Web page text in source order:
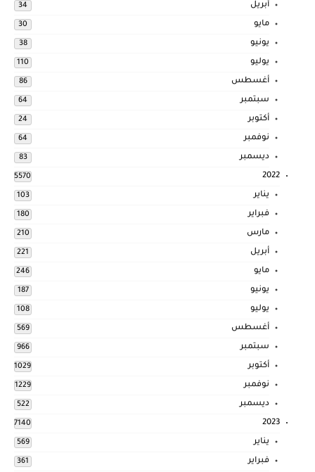
أبريل 34
مايو 30
يونيو 38
يوليو 110
أغسطس 86
سبتمبر 64
أكتوبر 24
نوفمبر 64
ديسمبر 83
2022
5570
يناير 103
فبراير 180
مارس 210
أبريل 221
مايو 246
يونيو 187
يوليو 108
أغسطس 569
سبتمبر 966
أكتوبر 1029
نوفمبر 1229
ديسمبر 522
2023
7140
يناير 569
فبراير 361